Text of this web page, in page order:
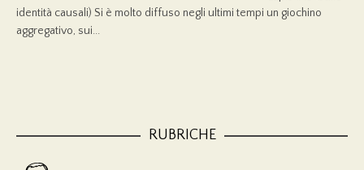
identità causali) Si è molto diffuso negli ultimi tempi un giochino
aggregativo, sui...
RUBRICHE